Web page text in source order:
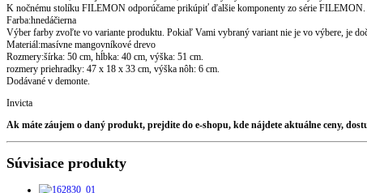
K nočnému stolíku FILEMON odporúčame prikúpiť ďalšie komponenty zo série FILEMON.
Farba:hnedáčierna
Výber farby zvoľte vo variante produktu. Pokiaľ Vami vybraný variant nie je vo výbere, je
Materiál:masívne mangovníkové drevo
Rozmery:šírka: 50 cm, hĺbka: 40 cm, výška: 51 cm.
rozmery priehradky: 47 x 18 x 33 cm, výška nôh: 6 cm.
Dodávané v demonte.
Invicta
Ak máte záujem o daný produkt, prejdite do e-shopu, kde nájdete aktuálne ceny,
Súvisiace produkty